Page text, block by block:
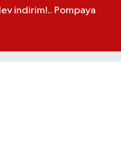
indirim!.. Pompaya